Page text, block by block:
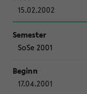
15.02.2002
SoSe 2001
17.04.2001